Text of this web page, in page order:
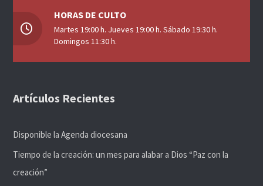
HORAS DE CULTO
Martes 19:00 h. Jueves 19:00 h. Sábado 19:30 h.
Domingos 11:30 h.
Artículos Recientes
Disponible la Agenda diocesana
Tiempo de la creación: un mes para alabar a Dios “Paz con la
creación”